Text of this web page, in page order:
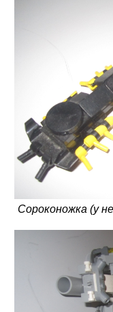
Сороконожка (у